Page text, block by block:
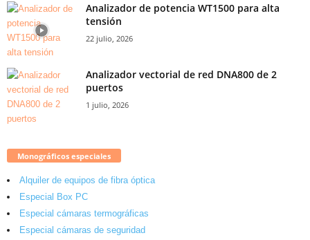
Analizador de potencia WT1500 para alta
tensión
22 julio, 2026
Analizador vectorial de red DNA800 de 2
puertos
1 julio, 2026
Monográficos especiales
Alquiler de equipos de fibra óptica
Especial Box PC
Especial cámaras termográficas
Especial cámaras de seguridad